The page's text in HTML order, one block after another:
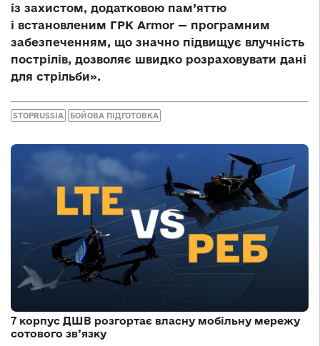
із захистом, додатковою пам’яттю
і встановленим ГРК Armor — програмним
забезпеченням, що значно підвищує влучність
пострілів, дозволяє швидко розраховувати дані
для стрільби».
STOPRUSSIA БОЙОВА ПІДГОТОВКА
7 корпус ДШВ розгортає власну мобільну мережу
сотового зв’язку